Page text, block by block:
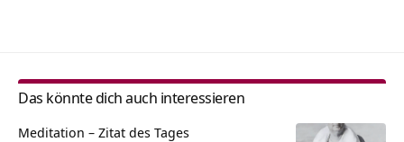
Das könnte dich auch interessieren
Meditation – Zitat des Tages